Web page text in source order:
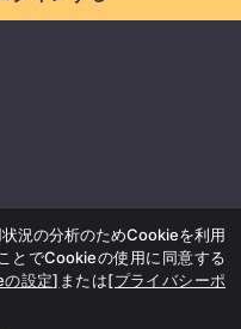
況の分析のためCookieを利用
とでCookieの使用に同意する
設定] または[プライバシーポ